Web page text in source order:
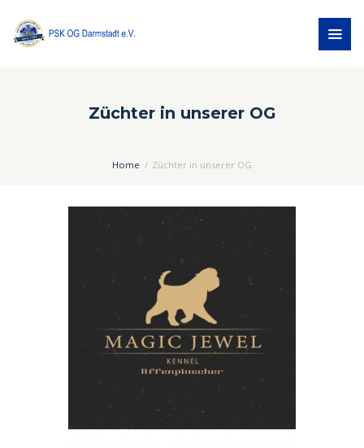
Züchter in unserer OG
Home Züchter in unserer OG